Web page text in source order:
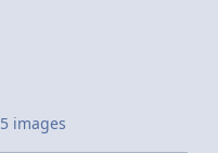
5 images